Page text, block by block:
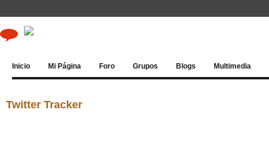
Inicio Mi Página Foro Grupos Blogs Multimedia
Twitter Tracker